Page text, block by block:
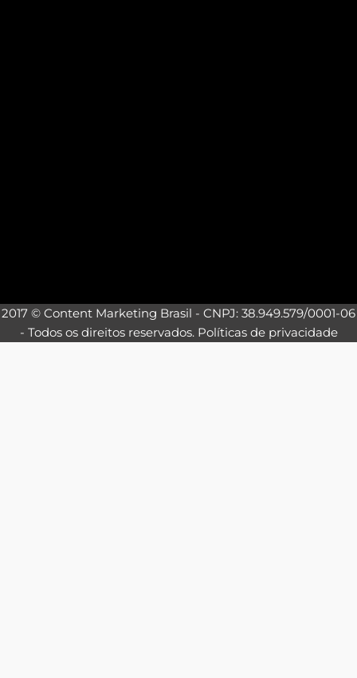
2017 © Content Marketing Brasil - CNPJ: 38.949.579/0001-06
- Todos os direitos reservados. Políticas de privacidade